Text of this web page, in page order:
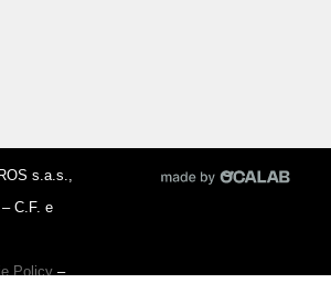
s.a.s.,
C.F. e
Policy–